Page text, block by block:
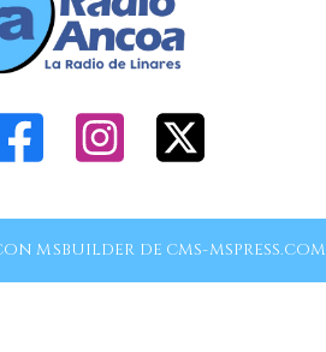
MSBUILDER DE CMS-MSPRESS.COM